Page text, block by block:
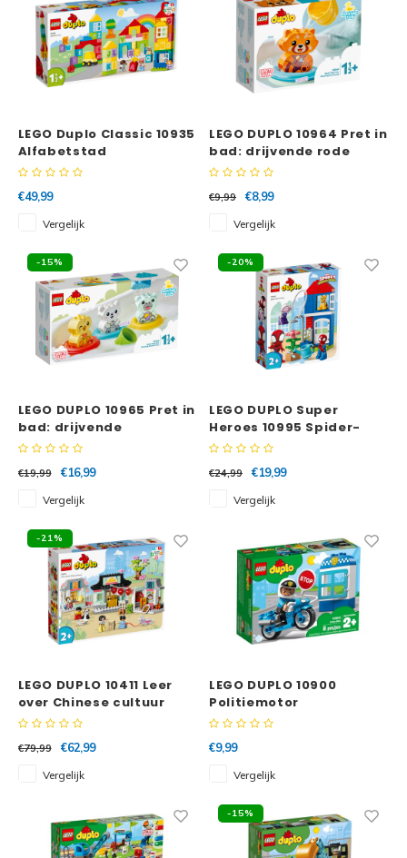
LEGO Duplo Classic 10935
Alfabetstad
€49,99
Vergelijk
LEGO DUPLO 10964 Pret in
bad: drijvende rode
panda
€9,99
€8,99
Vergelijk
-15%
LEGO DUPLO 10965 Pret in
bad: drijvende
dierentrein
€19,99
€16,99
Vergelijk
-20%
LEGO DUPLO Super
Heroes 10995 Spider-
Mans huisje
€24,99
€19,99
Vergelijk
-21%
LEGO DUPLO 10411 Leer
over Chinese cultuur
€79,99
€62,99
Vergelijk
LEGO DUPLO 10900
Politiemotor
€9,99
Vergelijk
-15%